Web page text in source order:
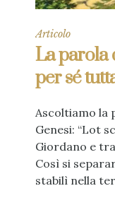
Articolo
La parola
per sé
Ascoltiamo la
Genesi: “Lot
Giordano e
Così si
stabilì nella